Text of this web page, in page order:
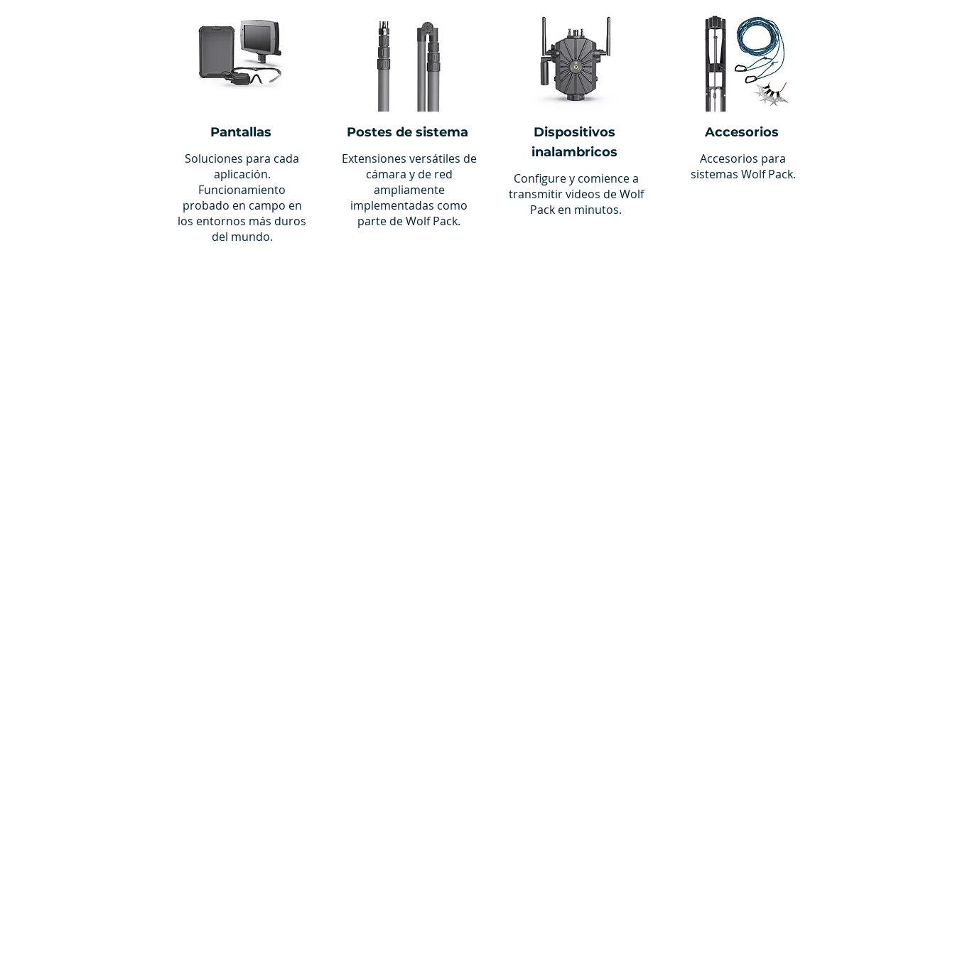
Pantallas
Soluciones para cada
aplicación.
Funcionamiento
probado en campo en
los entornos más duros
del mundo.
Postes de sistema
Extensiones versátiles de
cámara y de red
ampliamente
implementadas como
parte de Wolf Pack.
Dispositivos
inalambricos
Configure y comience a
transmitir videos de Wolf
Pack en minutos.
Accesorios
Accesorios para
sistemas Wolf Pack.